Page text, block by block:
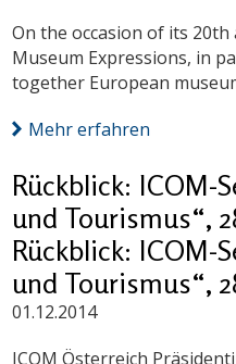
On the occasion of its
Museum Expressions, in
together European
Mehr erfahren
Rückblick: ICOM-
und Tourismus“,
Rückblick: ICOM-
und Tourismus“,
01.12.2014
ICOM Österreich